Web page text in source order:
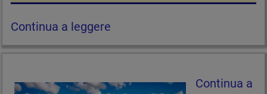
Continua a leggere
Continua a